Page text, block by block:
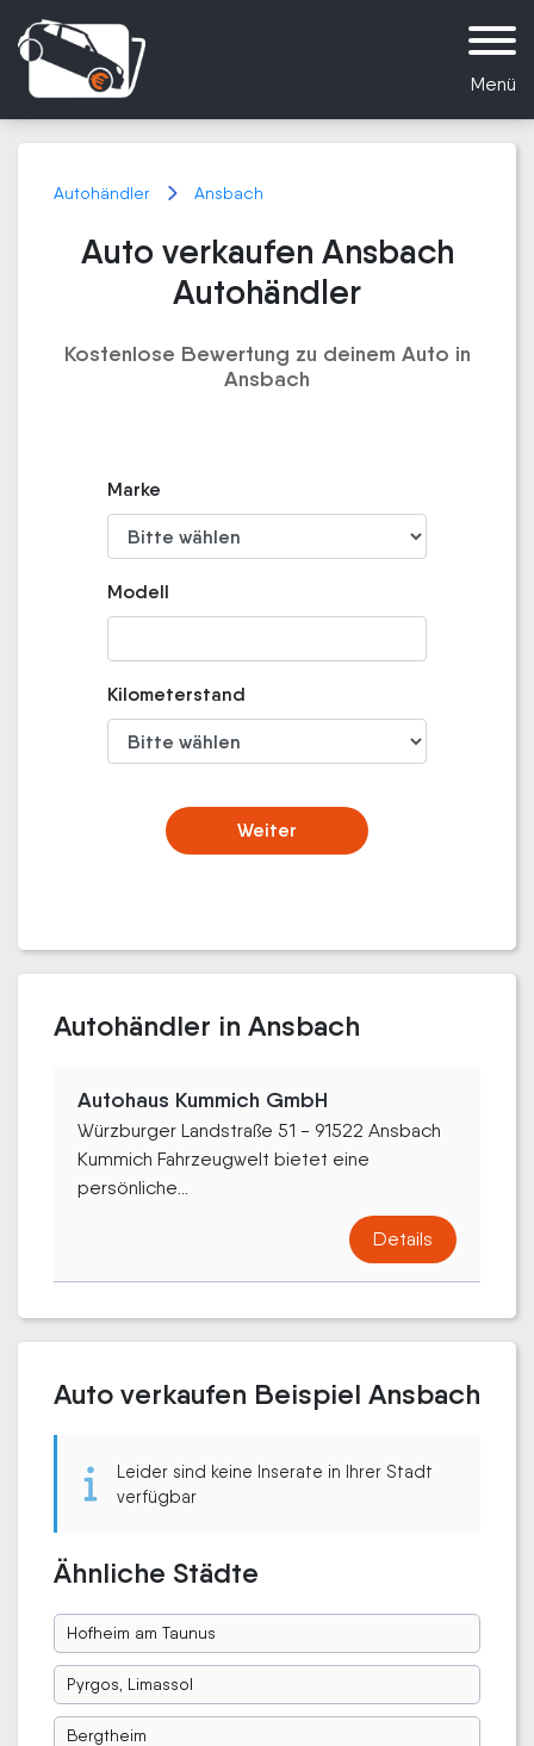
Menü
Autohändler Ansbach
Auto verkaufen Ansbach
Autohändler
Kostenlose Bewertung zu deinem Auto in
Ansbach
Marke
Modell
Kilometerstand
Weiter
Autohändler in Ansbach
Autohaus Kummich GmbH
Würzburger Landstraße 51 - 91522 Ansbach
Kummich Fahrzeugwelt bietet eine
persönliche...
Details
Auto verkaufen Beispiel Ansbach
Leider sind keine Inserate in Ihrer Stadt
verfügbar
Ähnliche Städte
Hofheim am Taunus
Pyrgos, Limassol
Bergtheim